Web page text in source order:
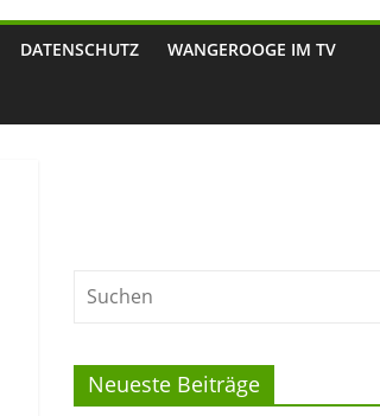
DATENSCHUTZ WANGEROOGE IM TV
Neueste Beiträge